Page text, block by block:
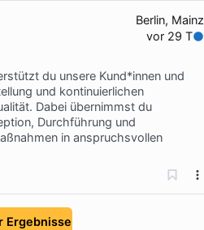
Berlin, Mainz
vor 29 T
du unsere Kund*innen und
und kontinuierlichen
Dabei übernimmst du
Durchführung und
in anspruchsvollen
Ergebnisse